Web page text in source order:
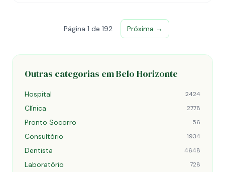
Página 1 de 192 Próxima →
Outras categorias em Belo Horizonte
Hospital 2424
Clínica 2778
Pronto Socorro 56
Consultório 1934
Dentista 4648
Laboratório 728